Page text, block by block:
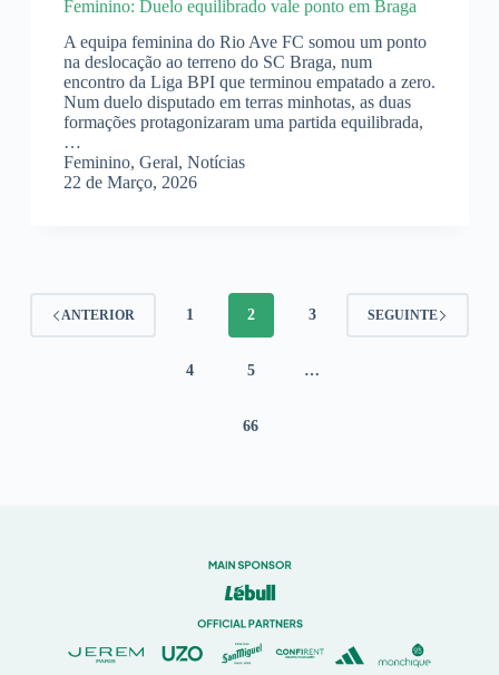
Feminino: Duelo equilibrado vale ponto em Braga
A equipa feminina do Rio Ave FC somou um ponto
na deslocação ao terreno do SC Braga, num
encontro da Liga BPI que terminou empatado a zero.
Num duelo disputado em terras minhotas, as duas
formações protagonizaram uma partida equilibrada,
…
Feminino, Geral, Notícias
22 de Março, 2026
ANTERIOR 1 2 3
4 5 …
66
SEGUINTE